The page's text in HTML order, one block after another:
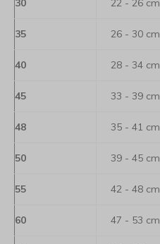
30 22 - 26 cm
35 26 - 30 cm
40 28 - 34 cm
45 33 - 39 cm
48 35 - 41 cm
50 39 - 45 cm
55 42 - 48 cm
60 47 - 53 cm